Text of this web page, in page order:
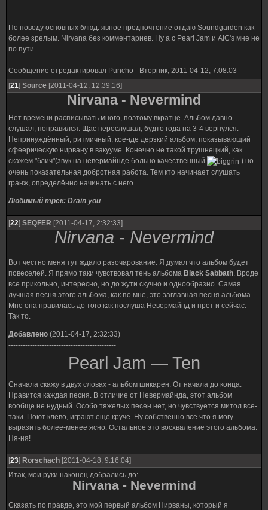
По поводу основных блюд: явное предпочтение отдаю Soundgarden как
более зрелым. Nirvana без комментариев. Ну а с Pearl Jam и AiC's мне не
по пути.
Сообщение отредактировал Puncho - Вторник, 2011-04-12, 7:08:03
[21] Source [2011-04-12, 12:39:16]
Nirvana - Nevermind
Нет времени расписывать много, поэтому вкратце. Альбом давно
слушал, понравился. Щас переслушал, будто года на 3-4 вернулся.
Непринуждённый, ритмичный, кое-где дерзкий альбом, показывающий
сфеерическую нирвану в вакууме. Конечно не такой трушнецкий, как
скажем "блич"(звук на невермайнде больно качественный
) но
очень показательная добротная работа. Тем кто начинает слушать
гранж, определённо начинать с него.
Любимый трек: Drain you
[22] SEQFER [2011-04-17, 2:32:33]
Nirvana - Nevermind
Вот честно меня тут ждало разочарование. Я думал что альбом будет
повеселей. Я прямо таки чувствовал тень альбома Black Sabbath. Вроде
все прикольно, интересно, но до жути скучно и однообразно. Самая
лучшая песня этого альбома, как по мне, это заглавная песня альбома.
Мне она нравилась до того как послуша Невермайнд и прет и сейчас.
Так то.
Добавлено (2011-04-17, 2:32:33)
---------------------------------------------
Pearl Jam — Ten
Сначала скажу в двух словах - альбом шикарен. От начала до конца.
Нравится каждая песня. В отличие от Невермайнда, этот альбом
вообще не нудный. Особо тяжелых песен нет, но чувствуется митол все-
таки. Поют клево, играют еще круче. Ну собственно все что я могу
выразить более-менее ясно. Остальное это восхваление этого альбома.
Ня-ня!
[23] Rorschach [2011-04-18, 9:16:04]
Итак, мои руки наконец добрались до:
Nirvana - Nevermind
Сказать по правде, это мой первый альбом Нирваны, который я